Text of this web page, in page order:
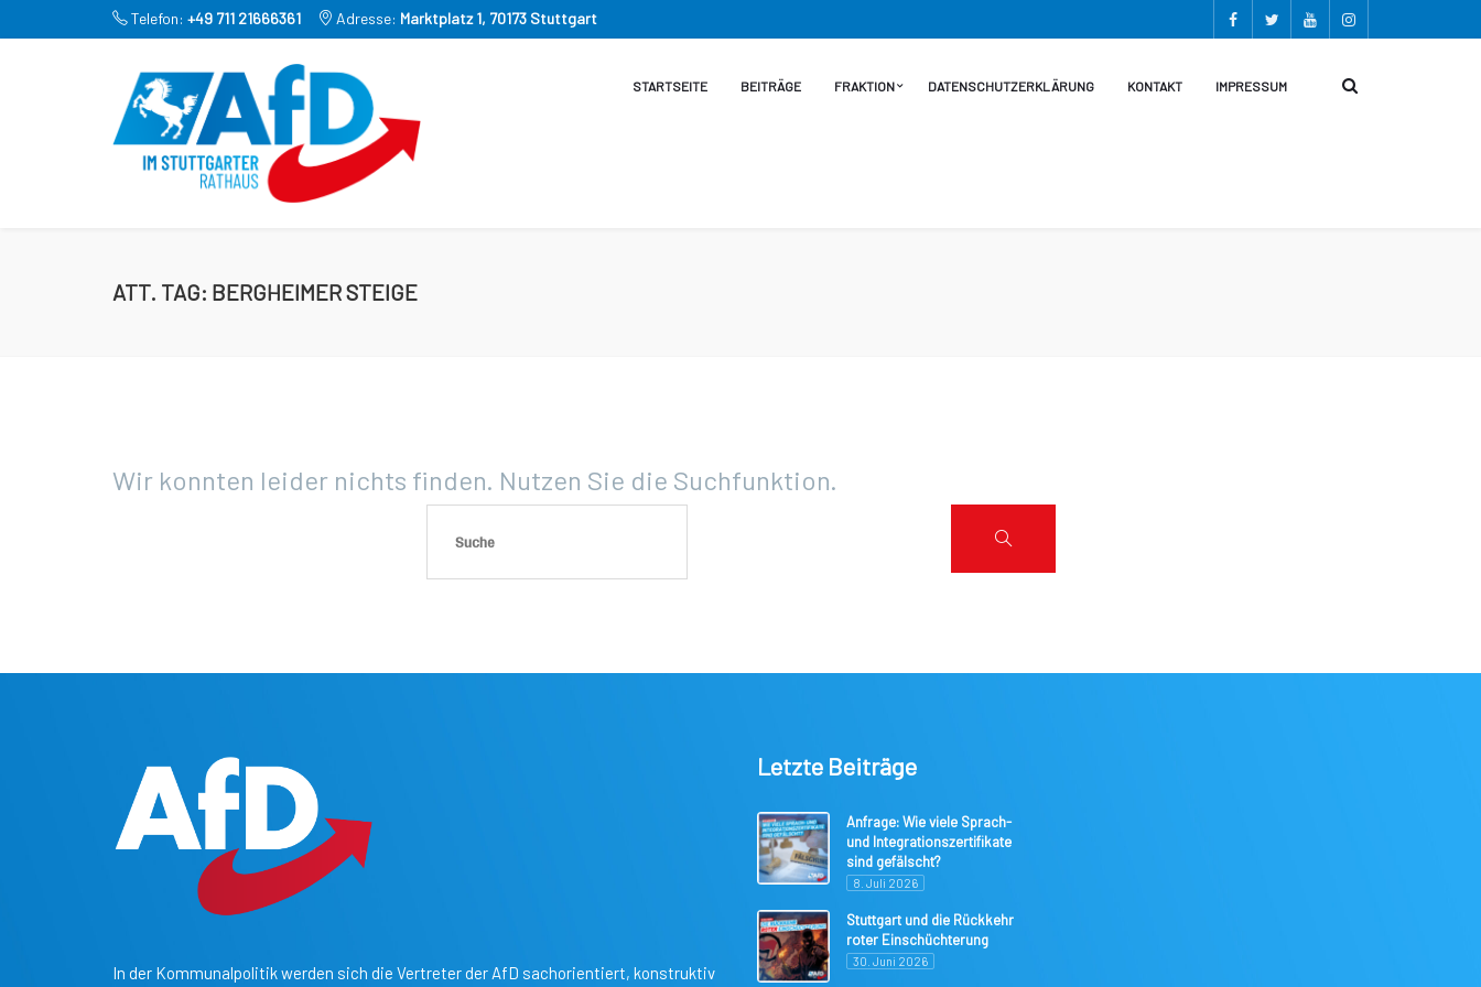
Telefon: +49 711 21666361 Adresse: Marktplatz 1, 70173 Stuttgart
STARTSEITE BEITRÄGE FRAKTION DATENSCHUTZERKLÄRUNG KONTAKT IMPRESSUM
ATT. TAG: BERGHEIMER STEIGE
Wir konnten leider nichts finden. Nutzen Sie die Suchfunktion.
In der Kommunalpolitik werden sich die Vertreter der AfD sachorientiert, konstruktiv
Letzte Beiträge
Anfrage: Wie viele Sprach-
und Integrationszertifikate
sind gefälscht?
8. Juli 2026
Stuttgart und die Rückkehr
roter Einschüchterung
30. Juni 2026